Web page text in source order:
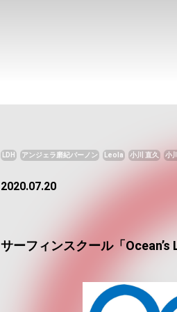
LDH アンジェラ磨紀バーノン Leola 小川 直久 小
2020.07.20
サーフィンスクール「